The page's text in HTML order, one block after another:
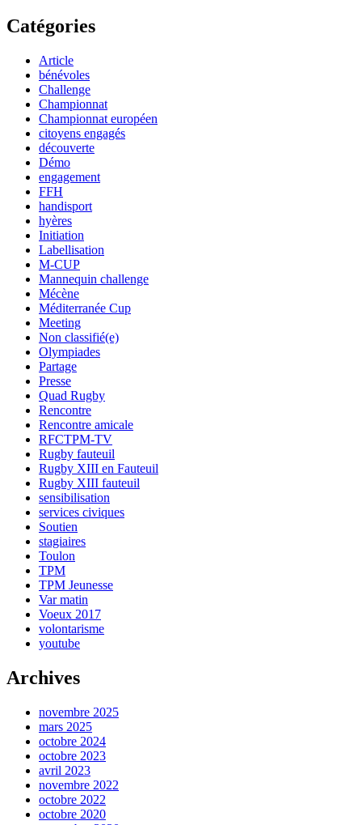
Catégories
Article
bénévoles
Challenge
Championnat
Championnat européen
citoyens engagés
découverte
Démo
engagement
FFH
handisport
hyères
Initiation
Labellisation
M-CUP
Mannequin challenge
Mécène
Méditerranée Cup
Meeting
Non classifié(e)
Olympiades
Partage
Presse
Quad Rugby
Rencontre
Rencontre amicale
RFCTPM-TV
Rugby fauteuil
Rugby XIII en Fauteuil
Rugby XIII fauteuil
sensibilisation
services civiques
Soutien
stagiaires
Toulon
TPM
TPM Jeunesse
Var matin
Voeux 2017
volontarisme
youtube
Archives
novembre 2025
mars 2025
octobre 2024
octobre 2023
avril 2023
novembre 2022
octobre 2022
octobre 2020